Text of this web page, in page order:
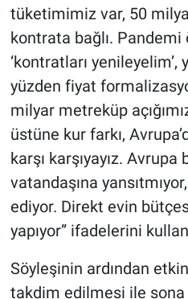
tüketimimiz var, 50
kontrata bağlı.
‘kontratları
yüzden fiyat
milyar metreküp
üstüne kur farkı,
karşı karşıyayız. Avrupa
vatandaşına
ediyor. Direkt evin
yapıyor” ifadelerini
Söyleşinin ardından
takdim edilmesi ile sona